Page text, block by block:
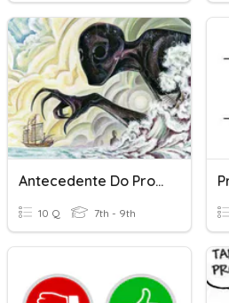
Antecedente Do Pronome Que
10 Q 7th - 9th